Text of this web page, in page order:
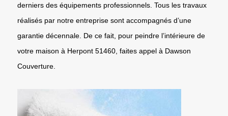
derniers des équipements professionnels. Tous les travaux
réalisés par notre entreprise sont accompagnés d’une
garantie décennale. De ce fait, pour peindre l’intérieure de
votre maison à Herpont 51460, faites appel à Dawson
Couverture.